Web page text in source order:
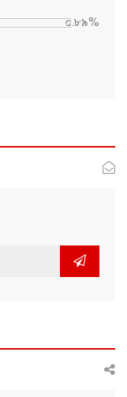
০.৮৯%